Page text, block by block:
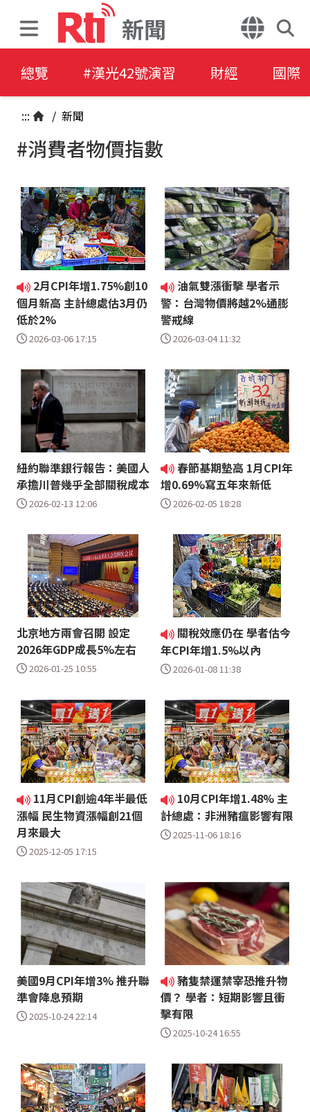
新聞
總覽 #漢光42號演習 財經 國際
::: / 新聞
#消費者物價指數
2月CPI年增1.75%創10
個月新高 主計總處估3月仍
低於2%
2026-03-06 17:15
油氣雙漲衝擊 學者示
警：台灣物價將越2%通膨
警戒線
2026-03-04 11:32
紐約聯準銀行報告：美國人
承擔川普幾乎全部關稅成本
2026-02-13 12:06
春節基期墊高 1月CPI年
增0.69%寫五年來新低
2026-02-05 18:28
北京地方兩會召開 設定
2026年GDP成長5%左右
2026-01-25 10:55
關稅效應仍在 學者估今
年CPI年增1.5%以內
2026-01-08 11:38
11月CPI創逾4年半最低
漲幅 民生物資漲幅創21個
月來最大
2025-12-05 17:15
10月CPI年增1.48% 主
計總處：非洲豬瘟影響有限
2025-11-06 18:16
美國9月CPI年增3% 推升聯
準會降息預期
2025-10-24 22:14
豬隻禁運禁宰恐推升物
價？ 學者：短期影響且衝
擊有限
2025-10-24 16:55